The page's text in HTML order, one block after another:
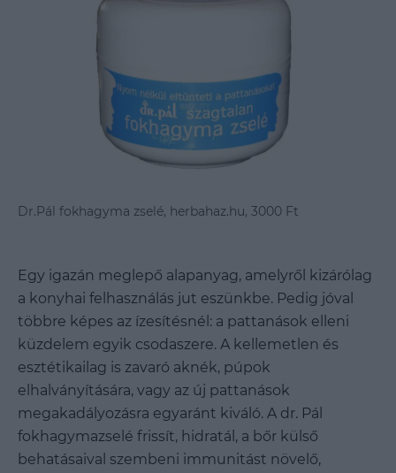
Dr.Pál fokhagyma zselé, herbahaz.hu, 3000 Ft
Egy igazán meglepő alapanyag, amelyről kizárólag
a konyhai felhasználás jut eszünkbe. Pedig jóval
többre képes az ízesítésnél: a pattanások elleni
küzdelem egyik csodaszere. A kellemetlen és
esztétikailag is zavaró aknék, púpok
elhalványítására, vagy az új pattanások
megakadályozásra egyaránt kiváló. A dr. Pál
fokhagymazselé frissít, hidratál, a bőr külső
behatásaival szembeni immunitást növelő,